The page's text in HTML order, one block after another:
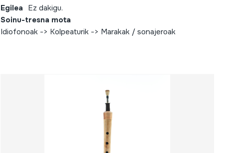
Egilea Ez dakigu.
Soinu-tresna mota
Idiofonoak -> Kolpeaturik -> Marakak / sonajeroak